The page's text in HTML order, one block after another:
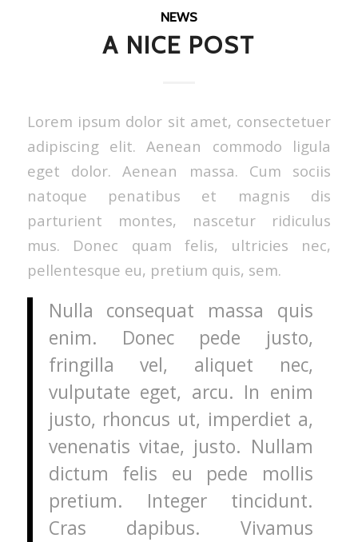
NEWS
A NICE POST
Lorem ipsum dolor sit amet, consectetuer
adipiscing elit. Aenean commodo ligula
eget dolor. Aenean massa. Cum sociis
natoque penatibus et magnis dis
parturient montes, nascetur ridiculus
mus. Donec quam felis, ultricies nec,
pellentesque eu, pretium quis, sem.
Nulla consequat massa quis
enim. Donec pede justo,
fringilla vel, aliquet nec,
vulputate eget, arcu. In enim
justo, rhoncus ut, imperdiet a,
venenatis vitae, justo. Nullam
dictum felis eu pede mollis
pretium. Integer tincidunt.
Cras dapibus. Vivamus